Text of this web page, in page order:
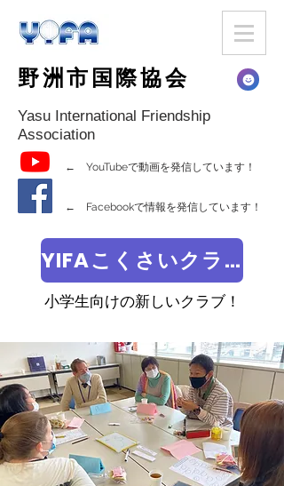
野洲市国際協会
Yasu International Friendship
Association
← YouTubeで動画を発信しています！
← Facebookで情報を発信しています！
YIFAこくさいクラブ
小学生向けの新しいクラブ！